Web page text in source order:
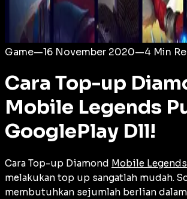
Game—16 November 2020—4 Min
Cara Top-up
Mobile Legends
GooglePlay Dll!
Cara Top-up Diamond Mobile Legends
melakukan top up sangatlah mudah.
membutuhkan sejumlah berlian